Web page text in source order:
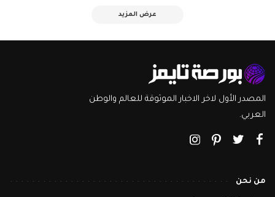
عرض المزيد
المصدر الأول لاخر الاخبار الموثوقة للعالم والوطن
العربي.
من نحن